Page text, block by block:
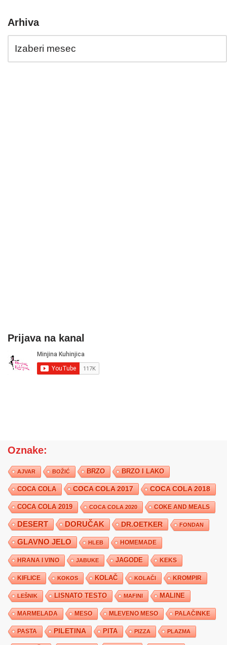
Arhiva
Prijava na kanal
Oznake:
AJVAR BOŽIĆ BRZO BRZO I LAKO
COCA COLA COCA COLA 2017 COCA COLA 2018
COCA COLA 2019 COCA COLA 2020 COKE AND MEALS
DESERT DORUČAK DR.OETKER FONDAN
GLAVNO JELO HLEB HOMEMADE
HRANA I VINO JABUKE JAGODE KEKS
KIFLICE KOKOS KOLAČ KOLAČI KROMPIR
LEŠNIK LISNATO TESTO MAFINI MALINE
MARMELADA MESO MLEVENO MESO PALAČINKE
PASTA PILETINA PITA PIZZA PLAZMA